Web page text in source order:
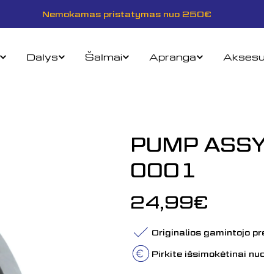
Nemokamas pristatymas nuo 250€
Dalys Šalmai Apranga
PUMP
0001
Įprasta
kaina
24,99€
Originalios gamintojo
Pirkite išsimokėtinai